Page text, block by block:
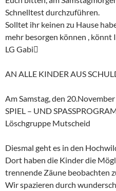
Schnelltest durchzuführen.
Solltet ihr keinen zu Hause
mehr besorgen können , könnt
LG Gabi
AN ALLE KINDER AUS
Am Samstag, den
SPIEL – UND
Löschgruppe Mutscheid
Diesmal geht es in den
Dort haben die Kinder die
trennende Zäune beobachten
Wir spazieren durch